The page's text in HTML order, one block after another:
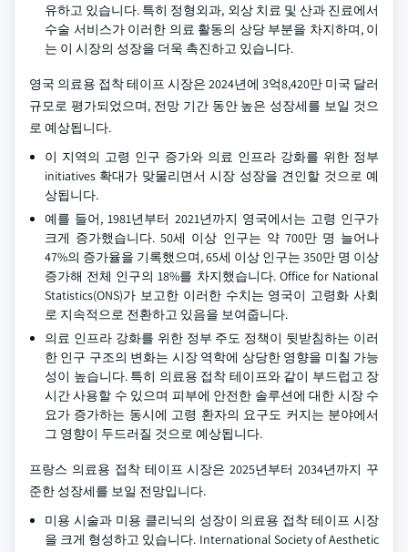
유하고 있습니다. 특히 정형외과, 외상 치료 및 산과 진료에서
수술 서비스가 이러한 의료 활동의 상당 부분을 차지하며, 이
는 이 시장의 성장을 더욱 촉진하고 있습니다.
영국 의료용 접착 테이프 시장은 2024년에 3억8,420만 미국 달러
규모로 평가되었으며, 전망 기간 동안 높은 성장세를 보일 것으
로 예상됩니다.
이 지역의 고령 인구 증가와 의료 인프라 강화를 위한 정부
initiatives 확대가 맞물리면서 시장 성장을 견인할 것으로 예
상됩니다.
예를 들어, 1981년부터 2021년까지 영국에서는 고령 인구가
크게 증가했습니다. 50세 이상 인구는 약 700만 명 늘어나
47%의 증가율을 기록했으며, 65세 이상 인구는 350만 명 이상
증가해 전체 인구의 18%를 차지했습니다. Office for National
Statistics(ONS)가 보고한 이러한 수치는 영국이 고령화 사회
로 지속적으로 전환하고 있음을 보여줍니다.
의료 인프라 강화를 위한 정부 주도 정책이 뒷받침하는 이러
한 인구 구조의 변화는 시장 역학에 상당한 영향을 미칠 가능
성이 높습니다. 특히 의료용 접착 테이프와 같이 부드럽고 장
시간 사용할 수 있으며 피부에 안전한 솔루션에 대한 시장 수
요가 증가하는 동시에 고령 환자의 요구도 커지는 분야에서
그 영향이 두드러질 것으로 예상됩니다.
프랑스 의료용 접착 테이프 시장은 2025년부터 2034년까지 꾸
준한 성장세를 보일 전망입니다.
미용 시술과 미용 클리닉의 성장이 의료용 접착 테이프 시장
을 크게 형성하고 있습니다. International Society of Aesthetic